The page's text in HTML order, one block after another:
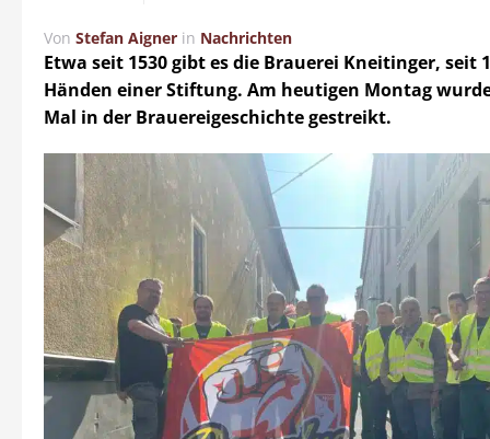
Von Stefan Aigner in Nachrichten
Etwa seit 1530 gibt es die Brauerei Kneitinger, seit
Händen einer Stiftung. Am heutigen Montag
Mal in der Brauereigeschichte gestreikt.